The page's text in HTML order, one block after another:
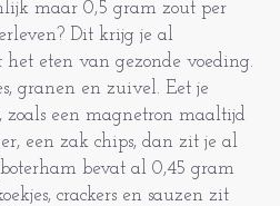
maar 0,5 gram zout per
Dit krijg je al
eten van gezonde voeding.
granen en zuivel. Eet je
zoals een magnetron maaltijd
een zak chips, dan zit je al
bevat al 0,45 gram
crackers en sauzen zit